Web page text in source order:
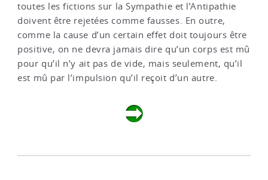
toutes les fictions sur la Sympathie et l’Antipathie
doivent être rejetées comme fausses. En outre,
comme la cause d’un certain effet doit toujours être
positive, on ne devra jamais dire qu’un corps est mû
pour qu’il n’y ait pas de vide, mais seulement, qu’il
est mû par l’impulsion qu’il reçoit d’un autre.